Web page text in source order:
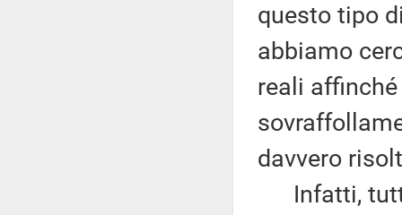
questo tipo
abbiamo
reali
davvero
Infatti, tutti